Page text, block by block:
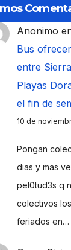
Anonimo
Bus
entre
Playas
el fin de
10 de
Pongan
dias y mas
pel0tud3s q
colectivos
feriados en…